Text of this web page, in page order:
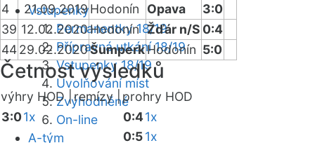
Vstupenky
Permanentky 18/19
Přípravná utkání 18/19
Vstupenky 18/19
Uvolňování míst
Zvýhodněné
On-line
A-tým
4 21.09.2019Hodonín Opava
3:0
39 12.02.2020Hodonín Žďár n/S 0:4
4429.02.2020ŠumperkHodonín 5:0
Četnost výsledků
výhry HOD |remízy |prohry HOD
3:01x 0:41x
0:51x